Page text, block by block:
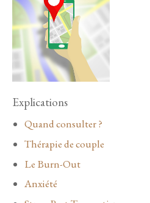
Explications
Quand consulter ?
Thérapie de couple
Le Burn-Out
Anxiété